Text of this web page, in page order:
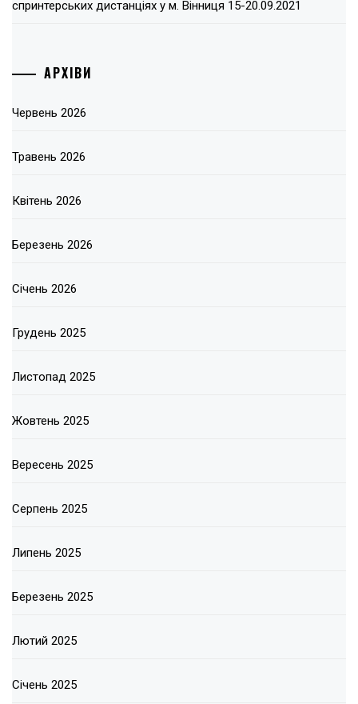
спринтерських дистанціях у м. Вінниця 15-20.09.2021
АРХІВИ
Червень 2026
Травень 2026
Квітень 2026
Березень 2026
Січень 2026
Грудень 2025
Листопад 2025
Жовтень 2025
Вересень 2025
Серпень 2025
Липень 2025
Березень 2025
Лютий 2025
Січень 2025